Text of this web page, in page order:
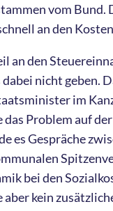
vom Bund.
an den
an den
nicht geben.
im
Problem auf
es Gespräche
bei den
kein